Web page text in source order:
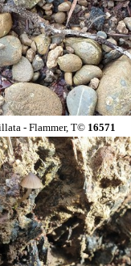
- Flammer, T© 16571